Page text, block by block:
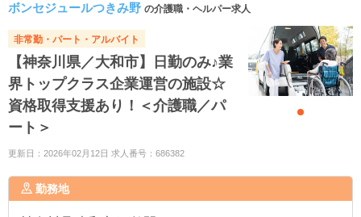
ボンセジュールつきみ野 の介護職・ヘルパー求人
非常勤・パート・アルバイト
【神奈川県／大和市】日勤のみ♪業
界トップクラス企業運営の施設☆
資格取得支援あり！＜介護職／パ
ート＞
更新日：2026年02月12日 求人番号：686382
勤務地